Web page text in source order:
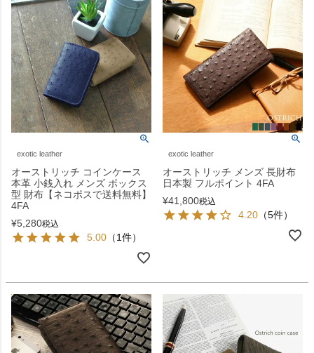
exotic leather
オーストリッチ コインケース
本革 小銭入れ メンズ ボックス
型 財布【ネコポスで送料無料】
4FA
¥5,280税込
5.00 （1件）
exotic leather
オーストリッチ メンズ 長財布
日本製 フルポイント 4FA
¥41,800税込
4.20 （5件）